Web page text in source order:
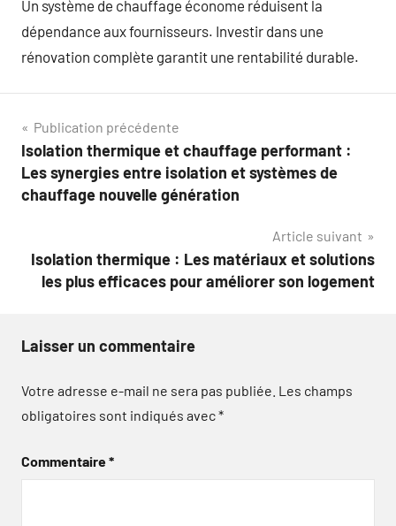
Un système de chauffage économe réduisent la
dépendance aux fournisseurs. Investir dans une
rénovation complète garantit une rentabilité durable.
Navigation
de
l’article
Publication précédente
Isolation thermique et chauffage performant :
Les synergies entre isolation et systèmes de
chauffage nouvelle génération
Article suivant
Isolation thermique : Les matériaux et solutions
les plus efficaces pour améliorer son logement
Laisser un commentaire
Votre adresse e-mail ne sera pas publiée. Les champs
obligatoires sont indiqués avec*
Commentaire*